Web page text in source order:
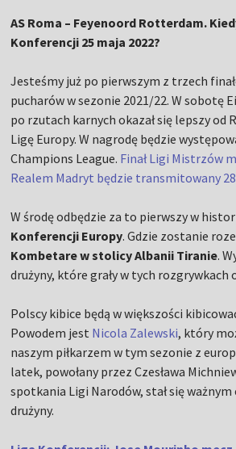
AS Roma – Feyenoord Rotterdam.
Konferencji 25 maja 2022?
Jesteśmy już po pierwszym z trzech
pucharów w sezonie 2021/22. W sobotę
po rzutach karnych okazał się lepszy od
Ligę Europy. W nagrodę będzie
Champions League. Finał Ligi Mistrzów
Realem Madryt będzie transmitowany 28
W środę odbędzie za to pierwszy w
Konferencji Europy. Gdzie zostanie
Kombetare w stolicy Albanii Tiranie.
drużyny, które grały w tych rozgrywkach
Polscy kibice będą w większości
Powodem jest Nicola Zalewski, który
naszym piłkarzem w tym sezonie z
latek, powołany przez Czesława
spotkania Ligi Narodów, stał się
drużyny.